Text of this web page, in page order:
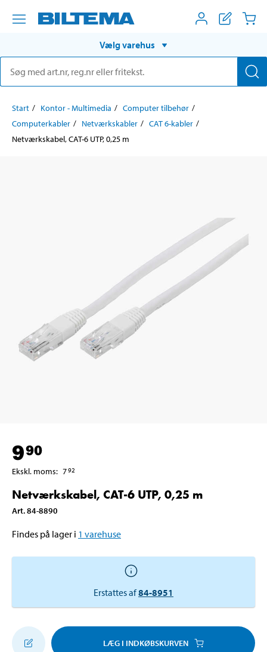
Vælg varehus
Start Kontor - Multimedia
Computer tilbehør
Computerkabler
Netværkskabler
CAT 6-kabler
Netværkskabel, CAT-6 UTP, 0,25 m
990
Ekskl. moms: 792
Netværkskabel, CAT-6 UTP, 0,25 m
Art.84-8890
Findes på lager i 1 varehuse
Erstattes af84-8951
LÆG I INDKØBSKURVEN